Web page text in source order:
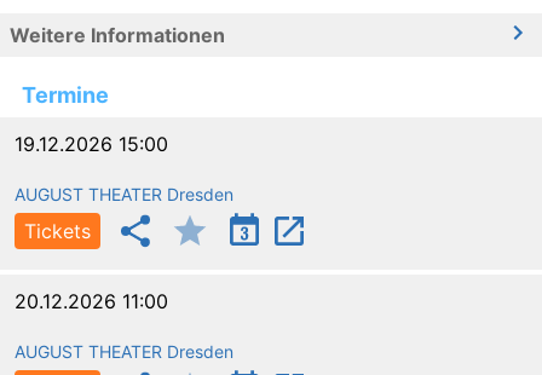
Weitere Informationen
Termine
19.12.2026 15:00
AUGUST THEATER Dresden
Tickets
20.12.2026 11:00
AUGUST THEATER Dresden